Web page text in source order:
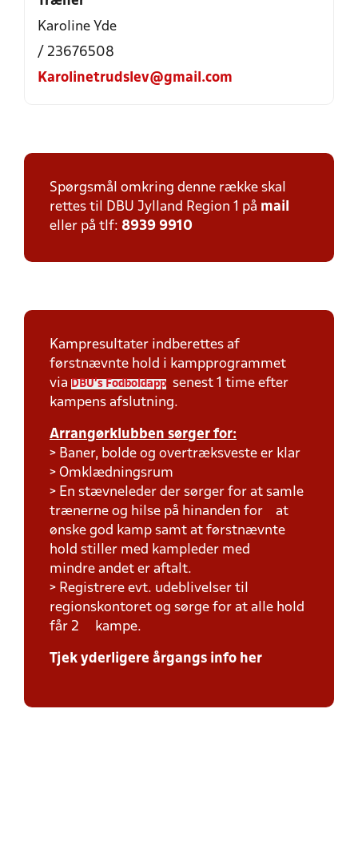
Karoline Yde
/ 23676508
Karolinetrudslev@gmail.com
Spørgsmål omkring denne række skal
rettes til DBU Jylland Region 1 på mail
eller på tlf: 8939 9910
Kampresultater indberettes af
førstnævnte hold i kampprogrammet
via
DBU's Fodboldapp
senest 1 time efter
kampens afslutning.
Arrangørklubben sørger for:
> Baner, bolde og overtræksveste er klar
> Omklædningsrum
> En stævneleder der sørger for at samle
trænerne og hilse på hinanden for at
ønske god kamp samt at førstnævnte
hold stiller med kampleder med
mindre andet er aftalt.
> Registrere evt. udeblivelser til
regionskontoret og sørge for at alle hold
får 2 kampe.
Tjek yderligere årgangs info her